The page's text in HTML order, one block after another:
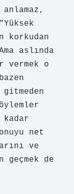
korkudan
aslında
vermek o
gitmeden
net
ve
geçmek de